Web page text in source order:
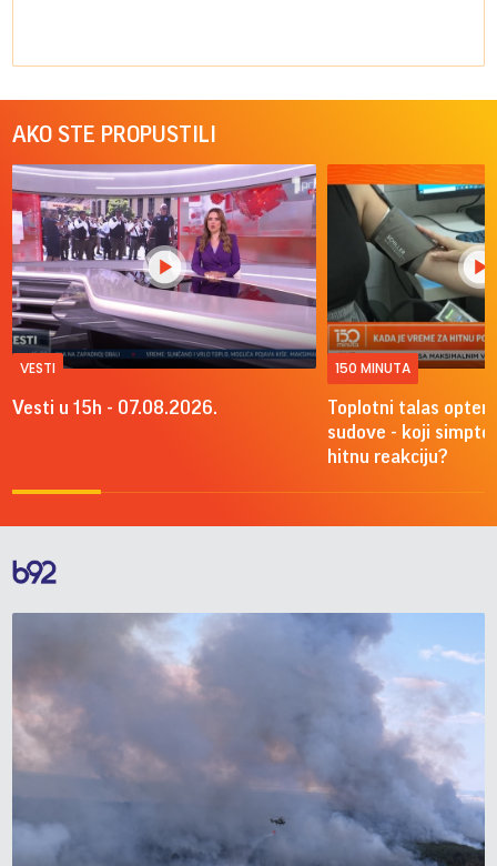
AKO STE PROPUSTILI
VESTI
Vesti u 15h - 07.08.2026.
150 MINUTA
Toplotni talas
sudove - koji
hitnu reakciju?